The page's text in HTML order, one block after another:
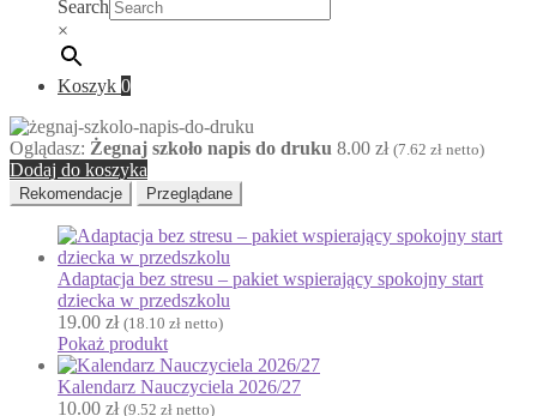
Ekologia
Emocje
F
Ferie
Fotobudka
G
Gazetki do druku
Girlandy
Girlandy na LATO
Grafomotoryka
Grinch
Search
×
Koszyk 0
Oglądasz: Żegnaj szkoło napis do druku 8.00 zł (7.62 zł netto)
Dodaj do koszyka
Rekomendacje Przeglądane
Adaptacja bez stresu – pakiet wspierający spokojny start
dziecka w przedszkolu
19.00 zł (18.10 zł netto)
Pokaż produkt
Kalendarz Nauczyciela 2026/27
10.00 zł (9.52 zł netto)